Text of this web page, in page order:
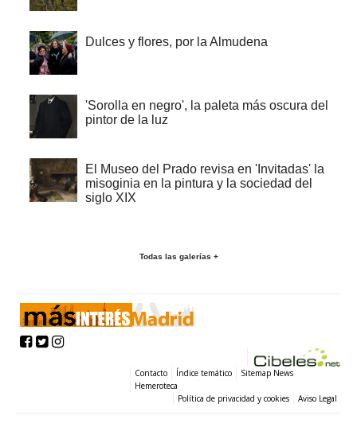
Dulces y flores, por la Almudena
'Sorolla en negro', la paleta más oscura del
pintor de la luz
El Museo del Prado revisa en 'Invitadas' la
misoginia en la pintura y la sociedad del
siglo XIX
Todas las galerías +
Contacto Índice temático
Sitemap News
Hemeroteca
Política de privacidad y cookies
Aviso Legal